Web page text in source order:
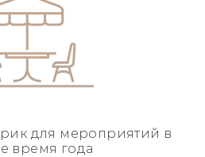
для мероприятий в
время года